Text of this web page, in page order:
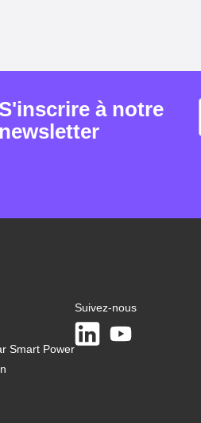
S'inscrire à notre
newsletter
Smart Power
Suivez-nous
LinkedInYoutube